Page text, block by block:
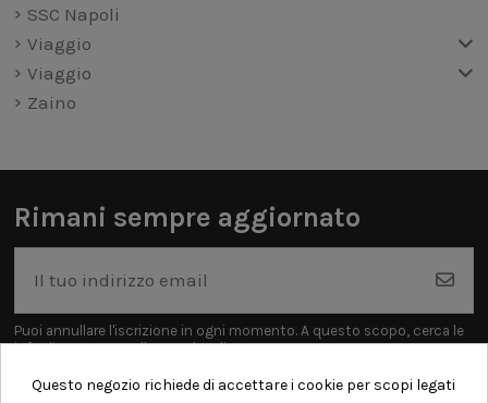
SSC Napoli
Viaggio
Viaggio
Zaino
Rimani sempre aggiornato
Puoi annullare l'iscrizione in ogni momento. A questo scopo, cerca le
info di contatto nelle note legali.
Questo negozio richiede di accettare i cookie per scopi legati